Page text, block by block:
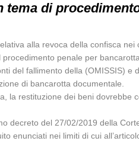
tema di
alla revoca della confisca
penale per
del fallimento della (OMISSIS) e
di bancarotta documentale.
la restituzione dei beni dovrebbe
decreto del 27/02/2019 della
enunciati nei limiti di cui